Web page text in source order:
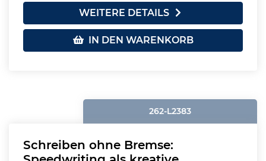
WEITERE DETAILS
IN DEN WARENKORB
262-L2383
Schreiben ohne Bremse: